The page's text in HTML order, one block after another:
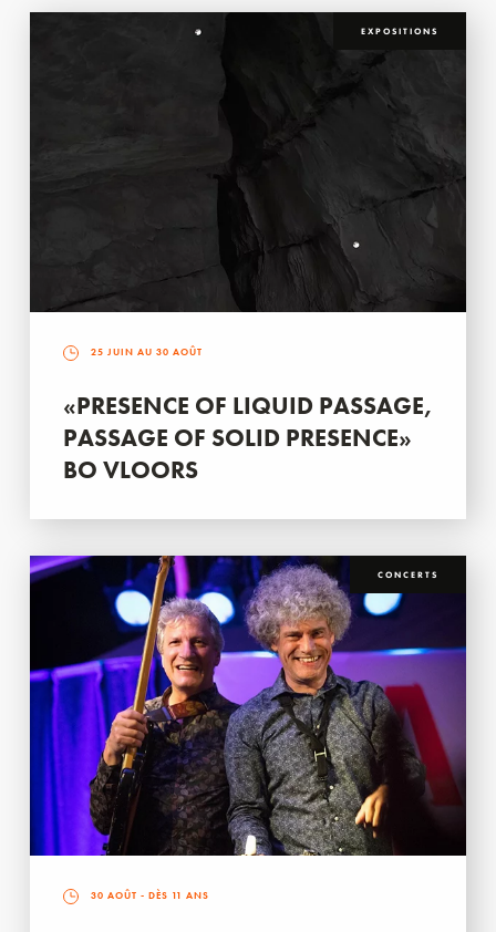
EXPOSITIONS
25 JUIN AU 30 AOÛT
«PRESENCE OF LIQUID PASSAGE,
PASSAGE OF SOLID PRESENCE»
BO VLOORS
CONCERTS
30 AOÛT - DÈS 11 ANS